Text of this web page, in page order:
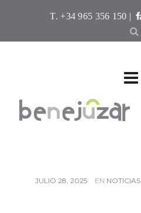
T. +34 965 356 150 |
JULIO 28, 2025 EN NOTICIAS